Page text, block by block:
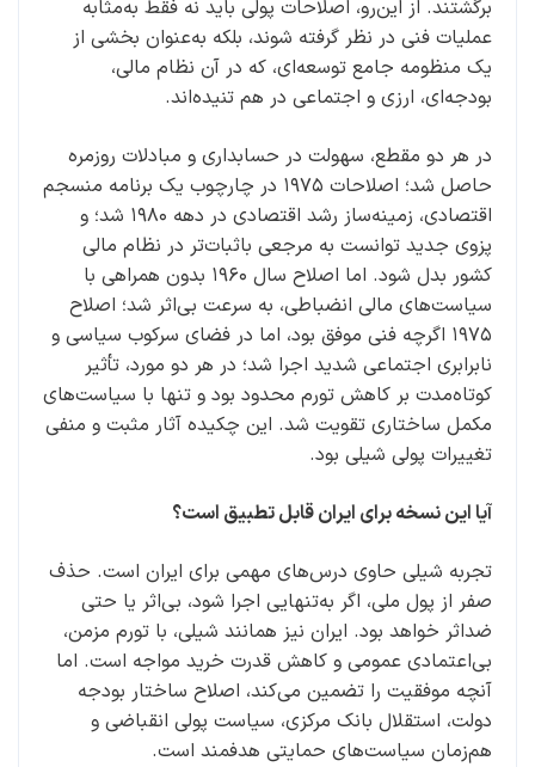
برگشتند. از این‌رو، اصلاحات پولی باید نه فقط به‌مثابه
عملیات فنی در نظر گرفته شوند، بلکه به‌عنوان بخشی از
یک منظومه جامع توسعه‌ای، که در آن نظام مالی،
بودجه‌ای، ارزی و اجتماعی در هم تنیده‌اند.
در هر دو مقطع، سهولت در حسابداری و مبادلات روزمره
حاصل شد؛ اصلاحات ۱۹۷۵ در چارچوب یک برنامه منسجم
اقتصادی، زمینه‌ساز رشد اقتصادی در دهه ۱۹۸۰ شد؛ و
پزوی جدید توانست به مرجعی باثبات‌تر در نظام مالی
کشور بدل شود. اما اصلاح سال ۱۹۶۰ بدون همراهی با
سیاست‌های مالی انضباطی، به سرعت بی‌اثر شد؛ اصلاح
۱۹۷۵ اگرچه فنی موفق بود، اما در فضای سرکوب سیاسی و
نابرابری اجتماعی شدید اجرا شد؛ در هر دو مورد، تأثیر
کوتاه‌مدت بر کاهش تورم محدود بود و تنها با سیاست‌های
مکمل ساختاری تقویت شد. این چکیده آثار مثبت و منفی
تغییرات پولی شیلی بود.
آیا این نسخه برای ایران قابل تطبیق است؟
تجربه شیلی حاوی درس‌های مهمی برای ایران است. حذف
صفر از پول ملی، اگر به‌تنهایی اجرا شود، بی‌اثر یا حتی
ضداثر خواهد بود. ایران نیز همانند شیلی، با تورم مزمن،
بی‌اعتمادی عمومی و کاهش قدرت خرید مواجه است. اما
آنچه موفقیت را تضمین می‌کند، اصلاح ساختار بودجه
دولت، استقلال بانک مرکزی، سیاست پولی انقباضی و
هم‌زمان سیاست‌های حمایتی هدفمند است.